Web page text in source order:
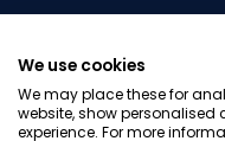
We use cookies
We may place these for
website, show
experience. For more